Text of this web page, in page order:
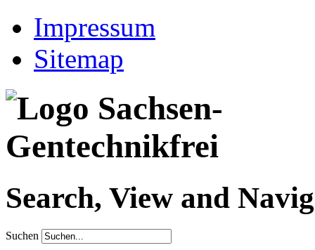
Impressum
Sitemap
Search, View and
Suchen